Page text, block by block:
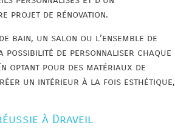
projet de rénovation.
bain, un salon ou l’ensemble de
de personnaliser chaque
optant pour des matériaux de
un intérieur à la fois esthétique,
à Draveil